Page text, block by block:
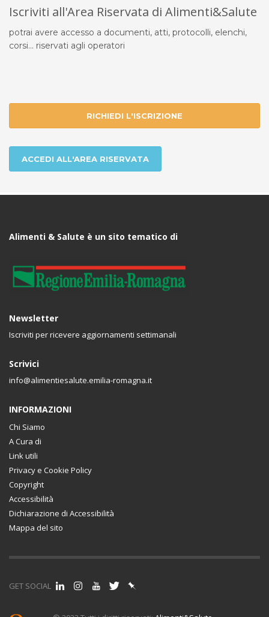
Iscriviti all'Area Riservata di Alimenti&Salute
potrai avere accesso a documenti, atti, protocolli, elenchi,
corsi... riservati agli operatori
RICHIEDI L'ISCRIZIONE
ACCEDI ALL'AREA RISERVATA
Alimenti & Salute è un sito tematico di
Newsletter
Iscriviti per ricevere aggiornamenti settimanali
Scrivici
info@alimentiesalute.emilia-romagna.it
INFORMAZIONI
Chi Siamo
A Cura di
Link utili
Privacy e Cookie Policy
Copyright
Accessibilità
Dichiarazione di Accessibilità
Mappa del sito
GET SOCIAL